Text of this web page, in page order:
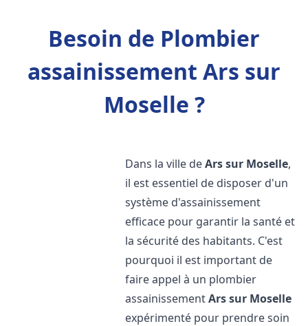
Besoin de Plombier
assainissement Ars sur
Moselle ?
Dans la ville deArs sur Moselle,
il est essentiel de disposer d'un
système d'assainissement
efficace pour garantir la santé et
la sécurité des habitants. C'est
pourquoi il est important de
faire appel à un plombier
assainissementArs sur Moselle
expérimenté pour prendre soin